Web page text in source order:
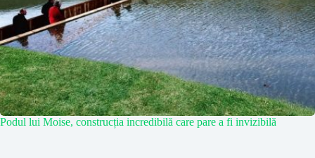
Podul lui Moise, construcția incredibilă care pare a fi invizibilă